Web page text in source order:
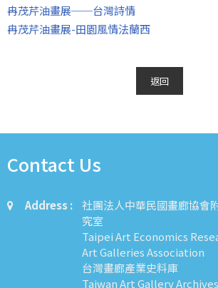
冉茂芹油畫展──台灣詩情
冉茂芹油畫展-田園風情法蘭西
返回
Contact Us
Address :
社團法人中華民國畫廊協會
究室
Taipei Art Economics
Art Galleries Association
台灣畫廊產業史料庫
Taiwan Art Gallery Archives